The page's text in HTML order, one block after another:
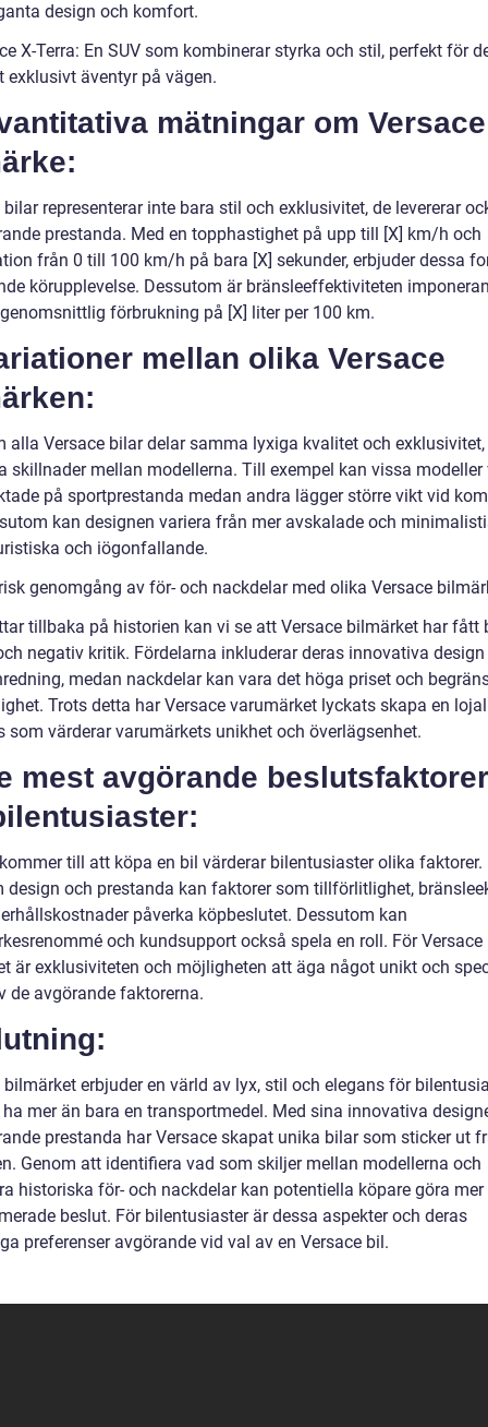
design och komfort.
X-Terra: En SUV som kombinerar styrka och stil, perfekt för
exklusivt äventyr på vägen.
mätningar om Versace
bilar representerar inte bara stil och exklusivitet, de levererar
prestanda. Med en topphastighet på upp till [X] km/h och
från 0 till 100 km/h på bara [X] sekunder, erbjuder dessa
körupplevelse. Dessutom är bränsleeffektiviteten
förbrukning på [X] liter per 100 km.
mellan olika Versace
alla Versace bilar delar samma lyxiga kvalitet och
skillnader mellan modellerna. Till exempel kan vissa modeller
på sportprestanda medan andra lägger större vikt vid
kan designen variera från mer avskalade och
och iögonfallande.
genomgång av för- och nackdelar med olika Versace
tillbaka på historien kan vi se att Versace bilmärket har fått
negativ kritik. Fördelarna inkluderar deras innovativa
medan nackdelar kan vara det höga priset och
Trots detta har Versace varumärket lyckats skapa en lojal
som värderar varumärkets unikhet och överlägsenhet.
mest avgörande
till att köpa en bil värderar bilentusiaster olika faktorer.
design och prestanda kan faktorer som tillförlitlighet,
påverka köpbeslutet. Dessutom kan
och kundsupport också spela en roll. För Versace
är exklusiviteten och möjligheten att äga något unikt och
de avgörande faktorerna.
bilmärket erbjuder en värld av lyx, stil och elegans för
mer än bara en transportmedel. Med sina innovativa
prestanda har Versace skapat unika bilar som sticker ut
Genom att identifiera vad som skiljer mellan modellerna och
historiska för- och nackdelar kan potentiella köpare göra mer
beslut. För bilentusiaster är dessa aspekter och deras
preferenser avgörande vid val av en Versace bil.